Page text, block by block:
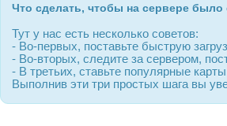
Что сделать, чтобы на сервере
Тут у нас есть несколько советов:
- Во-первых, поставьте быструю
- Во-вторых, следите за сервером,
- В третьих, ставьте популярные
Выполнив эти три простых шага вы